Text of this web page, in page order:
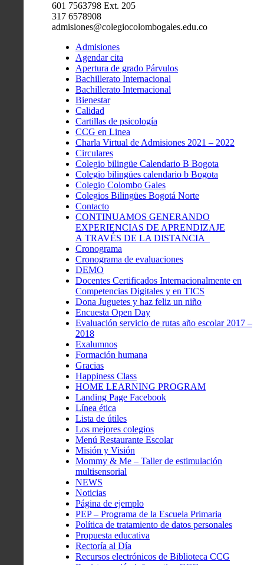
601 7563798 Ext. 205
317 6578908
admisiones@colegiocolombogales.edu.co
Admisiones
Agendar cita
Apertura de grado Párvulos
Bachillerato Internacional
Bachillerato Internacional
Bienestar
Calidad
Cartillas de psicología
CCG en Linea
Charla Virtual de Admisiones 2021 – 2022
Circulares
Colegio bilingüe Calendario B Bogota
Colegio bilingües calendario b Bogota
Colegio Colombo Gales
Colegios Bilingües Bogotá Norte
Contacto
CONTINUAMOS GENERANDO
EXPERIENCIAS DE APRENDIZAJE
A TRAVÉS DE LA DISTANCIA
Cronograma
Cronograma de evaluaciones
DEMO
Docentes Certificados Internacionalmente en
Competencias Digitales y en TICS
Dona Juguetes y haz feliz un niño
Encuesta Open Day
Evaluación servicio de rutas año escolar 2017 –
2018
Exalumnos
Formación humana
Gracias
Happiness Class
HOME LEARNING PROGRAM
Landing Page Facebook
Línea ética
Lista de útiles
Los mejores colegios
Menú Restaurante Escolar
Misión y Visión
Mommy & Me – Taller de estimulación
multisensorial
NEWS
Noticias
Página de ejemplo
PEP – Programa de la Escuela Primaria
Política de tratamiento de datos personales
Propuesta educativa
Rectoría al Día
Recursos electrónicos de Biblioteca CCG